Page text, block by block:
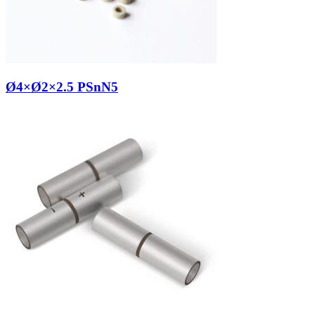
Ø4×Ø2×2.5 PSnN5